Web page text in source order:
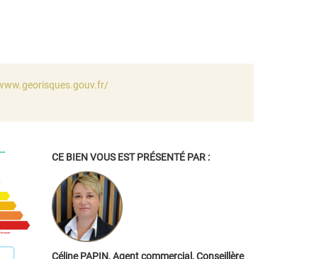
CE BIEN VOUS EST PRÉSENTÉ PAR :
Céline PAPIN, Agent commercial, Conseillère